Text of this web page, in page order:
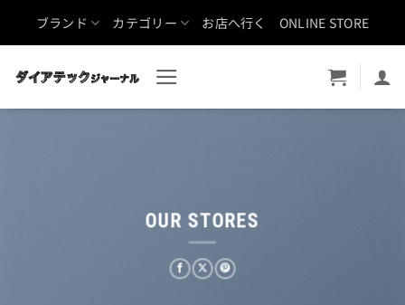
ブランド カテゴリー お店へ行く ONLINE STORE
OUR STORES